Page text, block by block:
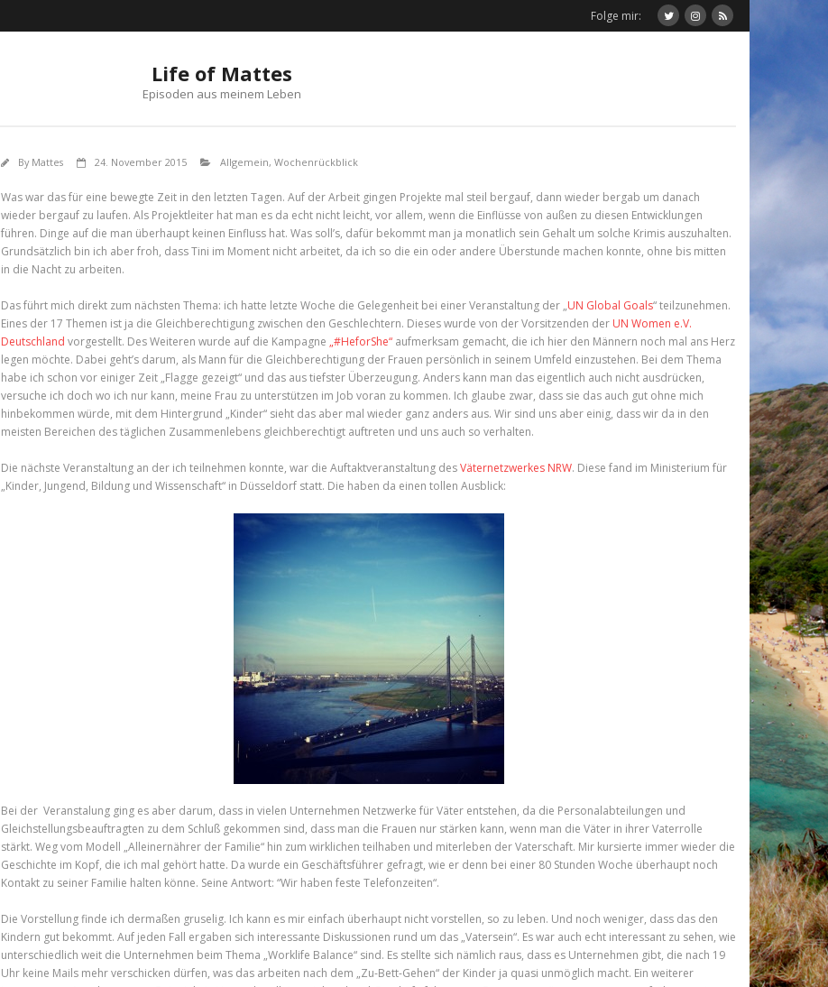
Folge mir:
Life of Mattes
Episoden aus meinem Leben
By Mattes 24. November 2015 Allgemein, Wochenrückblick
Was war das für eine bewegte Zeit in den letzten Tagen. Auf der Arbeit gingen Projekte mal steil bergauf, dann wieder bergab um danach
wieder bergauf zu laufen. Als Projektleiter hat man es da echt nicht leicht, vor allem, wenn die Einflüsse von außen zu diesen Entwicklungen
führen. Dinge auf die man überhaupt keinen Einfluss hat. Was soll’s, dafür bekommt man ja monatlich sein Gehalt um solche Krimis auszuhalten.
Grundsätzlich bin ich aber froh, dass Tini im Moment nicht arbeitet, da ich so die ein oder andere Überstunde machen konnte, ohne bis mitten
in die Nacht zu arbeiten.
Das führt mich direkt zum nächsten Thema: ich hatte letzte Woche die Gelegenheit bei einer Veranstaltung der „UN Global Goals“ teilzunehmen.
Eines der 17 Themen ist ja die Gleichberechtigung zwischen den Geschlechtern. Dieses wurde von der Vorsitzenden der UN Women e.V.
Deutschland vorgestellt. Des Weiteren wurde auf die Kampagne „#HeforShe“ aufmerksam gemacht, die ich hier den Männern noch mal ans Herz
legen möchte. Dabei geht’s darum, als Mann für die Gleichberechtigung der Frauen persönlich in seinem Umfeld einzustehen. Bei dem Thema
habe ich schon vor einiger Zeit „Flagge gezeigt“ und das aus tiefster Überzeugung. Anders kann man das eigentlich auch nicht ausdrücken,
versuche ich doch wo ich nur kann, meine Frau zu unterstützen im Job voran zu kommen. Ich glaube zwar, dass sie das auch gut ohne mich
hinbekommen würde, mit dem Hintergrund „Kinder“ sieht das aber mal wieder ganz anders aus. Wir sind uns aber einig, dass wir da in den
meisten Bereichen des täglichen Zusammenlebens gleichberechtigt auftreten und uns auch so verhalten.
Die nächste Veranstaltung an der ich teilnehmen konnte, war die Auftaktveranstaltung desVäternetzwerkes NRW. Diese fand im Ministerium für
„Kinder, Jungend, Bildung und Wissenschaft“ in Düsseldorf statt. Die haben da einen tollen Ausblick:
Bei der Veranstalung ging es aber darum, dass in vielen Unternehmen Netzwerke für Väter entstehen, da die Personalabteilungen und
Gleichstellungsbeauftragten zu dem Schluß gekommen sind, dass man die Frauen nur stärken kann, wenn man die Väter in ihrer Vaterrolle
stärkt. Weg vom Modell „Alleinernährer der Familie“ hin zum wirklichen teilhaben und miterleben der Vaterschaft. Mir kursierte immer wieder die
Geschichte im Kopf, die ich mal gehört hatte. Da wurde ein Geschäftsführer gefragt, wie er denn bei einer 80 Stunden Woche überhaupt noch
Kontakt zu seiner Familie halten könne. Seine Antwort: “Wir haben feste Telefonzeiten“.
Die Vorstellung finde ich dermaßen gruselig. Ich kann es mir einfach überhaupt nicht vorstellen, so zu leben. Und noch weniger, dass das den
Kindern gut bekommt. Auf jeden Fall ergaben sich interessante Diskussionen rund um das „Vatersein“. Es war auch echt interessant zu sehen, wie
unterschiedlich weit die Unternehmen beim Thema „Worklife Balance“ sind. Es stellte sich nämlich raus, dass es Unternehmen gibt, die nach 19
Uhr keine Mails mehr verschicken dürfen, was das arbeiten nach dem „Zu-Bett-Gehen“ der Kinder ja quasi unmöglich macht. Ein weiterer